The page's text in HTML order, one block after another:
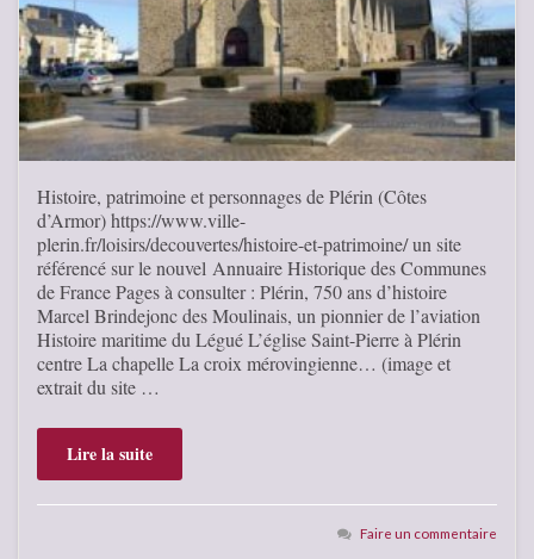
Histoire, patrimoine et personnages de Plérin (Côtes
d’Armor) https://www.ville-
plerin.fr/loisirs/decouvertes/histoire-et-patrimoine/ un site
référencé sur le nouvel Annuaire Historique des Communes
de France Pages à consulter : Plérin, 750 ans d’histoire
Marcel Brindejonc des Moulinais, un pionnier de l’aviation
Histoire maritime du Légué L’église Saint-Pierre à Plérin
centre La chapelle La croix mérovingienne… (image et
extrait du site …
Lire la suite
Faire un commentaire